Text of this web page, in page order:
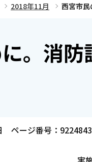
2018年11月 西宮市
。消防
ページ番号：